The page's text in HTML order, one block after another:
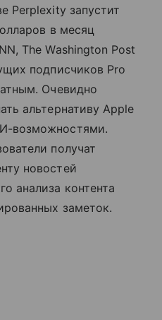
Perplexity запустит
в месяц
The Washington Post
подписчиков Pro
Очевидно
альтернативу Apple
возможностями.
получат
новостей
анализа контента
заметок.